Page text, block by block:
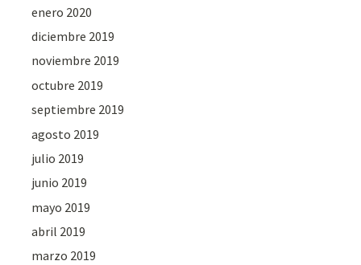
enero 2020
diciembre 2019
noviembre 2019
octubre 2019
septiembre 2019
agosto 2019
julio 2019
junio 2019
mayo 2019
abril 2019
marzo 2019